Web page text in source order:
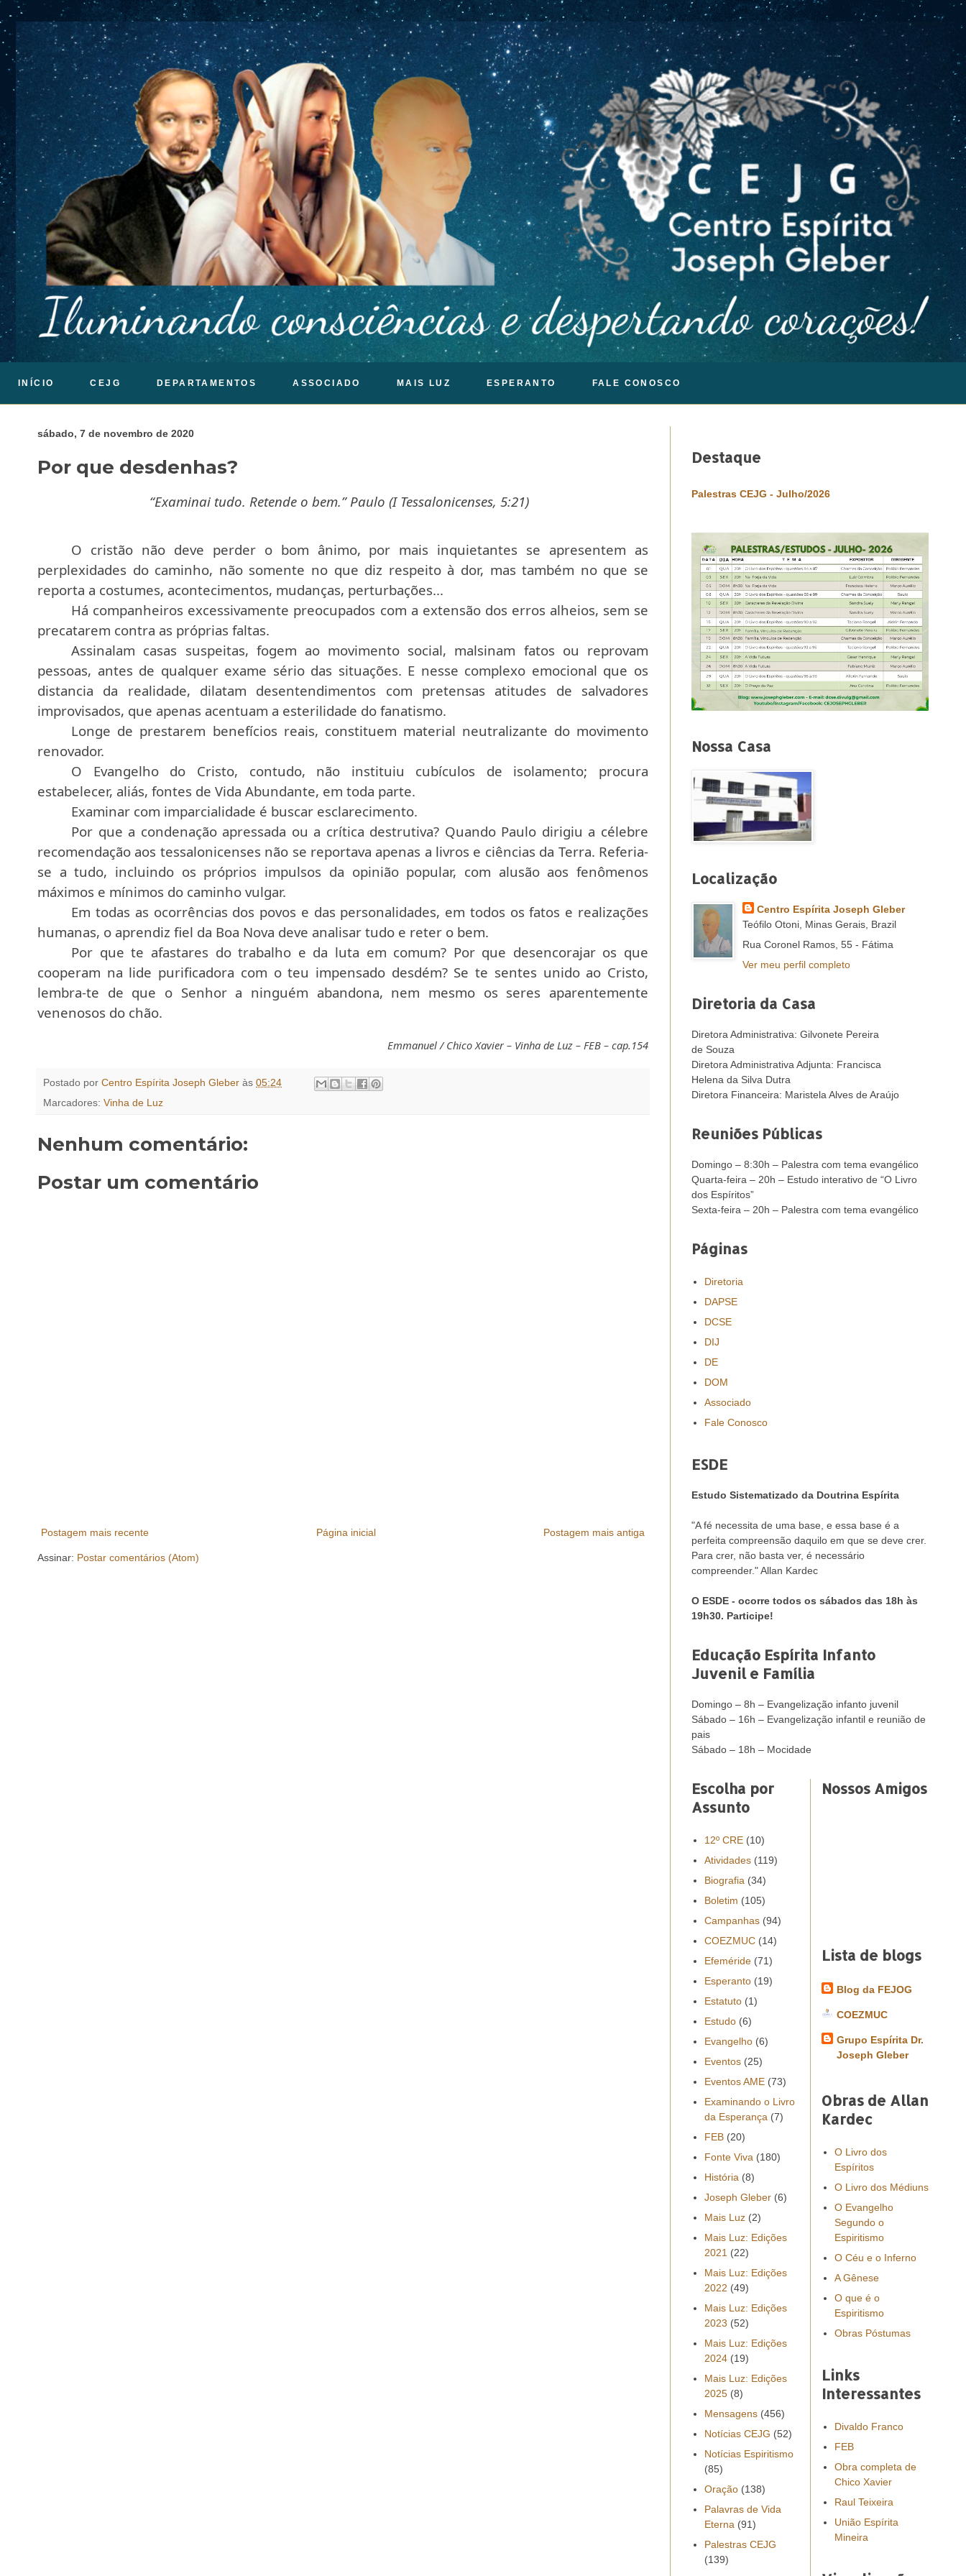
INÍCIO CEJG DEPARTAMENTOS ASSOCIADO MAIS LUZ ESPERANTO FALE CONOSCO
sábado, 7 de novembro de 2020
Por que desdenhas?
“Examinai tudo. Retende o bem.” Paulo (I Tessalonicenses, 5:21)
O cristão não deve perder o bom ânimo, por mais inquietantes se apresentem as
perplexidades do caminho, não somente no que diz respeito à dor, mas também no que se
reporta a costumes, acontecimentos, mudanças, perturbações...
Há companheiros excessivamente preocupados com a extensão dos erros alheios, sem se
precatarem contra as próprias faltas.
Assinalam casas suspeitas, fogem ao movimento social, malsinam fatos ou reprovam
pessoas, antes de qualquer exame sério das situações. E nesse complexo emocional que os
distancia da realidade, dilatam desentendimentos com pretensas atitudes de salvadores
improvisados, que apenas acentuam a esterilidade do fanatismo.
Longe de prestarem benefícios reais, constituem material neutralizante do movimento
renovador.
O Evangelho do Cristo, contudo, não instituiu cubículos de isolamento; procura
estabelecer, aliás, fontes de Vida Abundante, em toda parte.
Examinar com imparcialidade é buscar esclarecimento.
Por que a condenação apressada ou a crítica destrutiva? Quando Paulo dirigiu a célebre
recomendação aos tessalonicenses não se reportava apenas a livros e ciências da Terra. Referia-
se a tudo, incluindo os próprios impulsos da opinião popular, com alusão aos fenômenos
máximos e mínimos do caminho vulgar.
Em todas as ocorrências dos povos e das personalidades, em todos os fatos e realizações
humanas, o aprendiz fiel da Boa Nova deve analisar tudo e reter o bem.
Por que te afastares do trabalho e da luta em comum? Por que desencorajar os que
cooperam na lide purificadora com o teu impensado desdém? Se te sentes unido ao Cristo,
lembra-te de que o Senhor a ninguém abandona, nem mesmo os seres aparentemente
venenosos do chão.
Emmanuel / Chico Xavier – Vinha de Luz – FEB – cap.154
Postado por Centro Espírita Joseph Gleber às 05:24
Marcadores: Vinha de Luz
Nenhum comentário:
Postar um comentário
Postagem mais recente Postagem mais antiga
Página inicial
Assinar: Postar comentários (Atom)
Destaque
Palestras CEJG - Julho/2026
Nossa Casa
Localização
Centro Espírita Joseph Gleber
Teófilo Otoni, Minas Gerais, Brazil
Rua Coronel Ramos, 55 - Fátima
Ver meu perfil completo
Diretoria da Casa
Diretora Administrativa: Gilvonete Pereira
de Souza
Diretora Administrativa Adjunta: Francisca
Helena da Silva Dutra
Diretora Financeira: Maristela Alves de Araújo
Reuniões Públicas
Domingo – 8:30h – Palestra com tema evangélico
Quarta-feira – 20h – Estudo interativo de “O Livro
dos Espíritos”
Sexta-feira – 20h – Palestra com tema evangélico
Páginas
Diretoria
DAPSE
DCSE
DIJ
DE
DOM
Associado
Fale Conosco
ESDE
Estudo Sistematizado da Doutrina Espírita
"A fé necessita de uma base, e essa base é a
perfeita compreensão daquilo em que se deve crer.
Para crer, não basta ver, é necessário
compreender." Allan Kardec
O ESDE - ocorre todos os sábados das 18h às
19h30. Participe!
Educação Espírita Infanto
Juvenil e Família
Domingo – 8h – Evangelização infanto juvenil
Sábado – 16h – Evangelização infantil e reunião de
pais
Sábado – 18h – Mocidade
Escolha por
Assunto
12º CRE (10)
Atividades (119)
Biografia (34)
Boletim (105)
Campanhas (94)
COEZMUC (14)
Efeméride (71)
Esperanto (19)
Estatuto (1)
Estudo (6)
Evangelho (6)
Eventos (25)
Eventos AME (73)
Examinando o Livro
da Esperança (7)
FEB (20)
Fonte Viva (180)
História (8)
Joseph Gleber (6)
Mais Luz (2)
Mais Luz: Edições
2021 (22)
Mais Luz: Edições
2022 (49)
Mais Luz: Edições
2023 (52)
Mais Luz: Edições
2024 (19)
Mais Luz: Edições
2025 (8)
Mensagens (456)
Notícias CEJG (52)
Notícias Espiritismo
(85)
Oração (138)
Palavras de Vida
Eterna (91)
Palestras CEJG
(139)
Nossos Amigos
Lista de blogs
Blog da FEJOG
COEZMUC
Grupo Espírita Dr.
Joseph Gleber
Obras de Allan
Kardec
O Livro dos
Espíritos
O Livro dos Médiuns
O Evangelho
Segundo o
Espiritismo
O Céu e o Inferno
A Gênese
O que é o
Espiritismo
Obras Póstumas
Links
Interessantes
Divaldo Franco
FEB
Obra completa de
Chico Xavier
Raul Teixeira
União Espírita
Mineira